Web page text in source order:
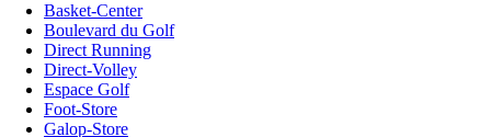
Basket-Center
Boulevard du Golf
Direct Running
Direct-Volley
Espace Golf
Foot-Store
Galop-Store